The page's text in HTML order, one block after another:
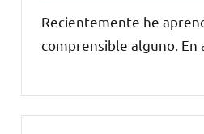
Recientemente he
comprensible alguno. En